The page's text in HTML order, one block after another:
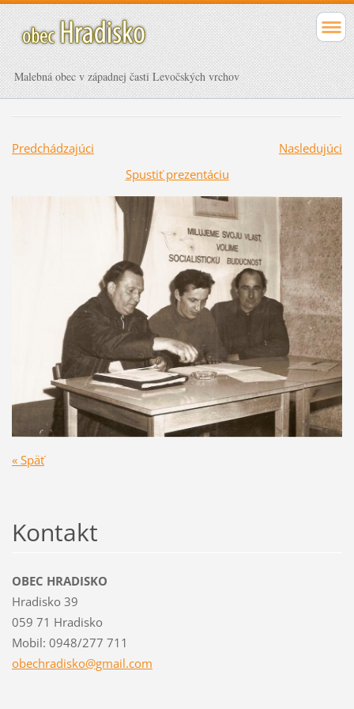
Malebná obec v západnej časti Levočských vrchov
Predchádzajúci
Nasledujúci
Spustiť prezentáciu
« Späť
Kontakt
OBEC HRADISKO
Hradisko 39
059 71 Hradisko
Mobil: 0948/277 711
obechradisko@gmail.com